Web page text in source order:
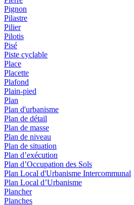
Pignon
Pilastre
Pilier
Pilotis
Pisé
Piste cyclable
Place
Placette
Plafond
Plain-pied
Plan
Plan d'urbanisme
Plan de détail
Plan de masse
Plan de niveau
Plan de situation
Plan d’exécution
Plan d’Occupation des Sols
Plan Local d'Urbanisme Intercommunal
Plan Local d’Urbanisme
Plancher
Planches